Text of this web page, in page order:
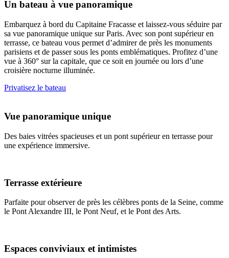
Un bateau à vue panoramique
Embarquez à bord du Capitaine Fracasse et laissez-vous séduire par
sa vue panoramique unique sur Paris. Avec son pont supérieur en
terrasse, ce bateau vous permet d’admirer de près les monuments
parisiens et de passer sous les ponts emblématiques. Profitez d’une
vue à 360° sur la capitale, que ce soit en journée ou lors d’une
croisière nocturne illuminée.
Privatisez le bateau
Vue panoramique unique
Des baies vitrées spacieuses et un pont supérieur en terrasse pour
une expérience immersive.
Terrasse extérieure
Parfaite pour observer de près les célèbres ponts de la Seine, comme
le Pont Alexandre III, le Pont Neuf, et le Pont des Arts.
Espaces conviviaux et intimistes